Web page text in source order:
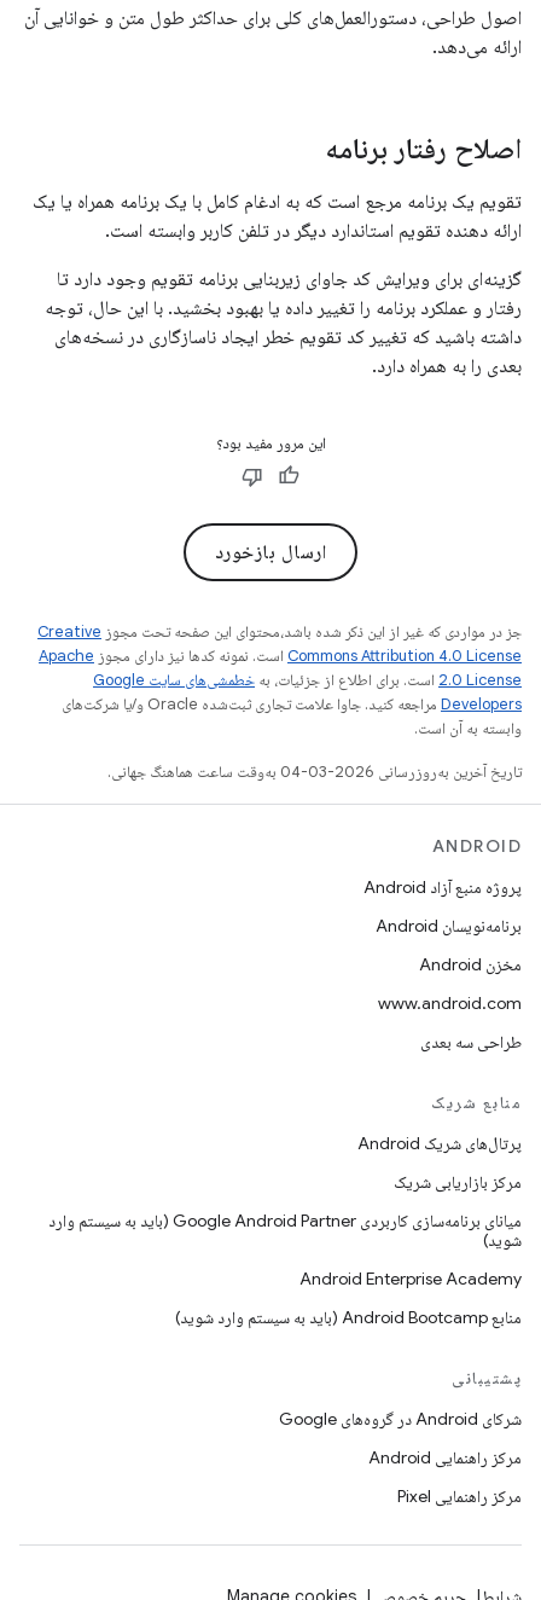
اصول طراحی، دستورالعمل‌های کلی برای حداکثر طول متن و خوانایی آن
ارائه می‌دهد.
اصلاح رفتار برنامه
تقویم یک برنامه مرجع است که به ادغام کامل با یک برنامه همراه یا یک
ارائه دهنده تقویم استاندارد دیگر در تلفن کاربر وابسته است.
گزینه‌ای برای ویرایش کد جاوای زیربنایی برنامه تقویم وجود دارد تا
رفتار و عملکرد برنامه را تغییر داده یا بهبود بخشید. با این حال، توجه
داشته باشید که تغییر کد تقویم خطر ایجاد ناسازگاری در نسخه‌های
بعدی را به همراه دارد.
این مرور مفید بود؟
ارسال بازخورد
جز در مواردی که غیر از این ذکر شده باشد،‌محتوای این صفحه تحت مجوز Creative
Commons Attribution 4.0 License است. نمونه کدها نیز دارای مجوز Apache
2.0 License است. برای اطلاع از جزئیات، به
خطمشی‌های سایت Google
Developers‏
مراجعه کنید. جاوا علامت تجاری ثبت‌شده Oracle و/یا شرکت‌های
وابسته به آن است.
تاریخ آخرین به‌روزرسانی 2026-03-04 به‌وقت ساعت هماهنگ جهانی.
ANDROID
پروژه منبع آزاد Android
برنامه‌نویسان Android
مخزن Android
www.android.com
طراحی سه بعدی
منابع شریک
پرتال‌های شریک Android
مرکز بازاریابی شریک
میانای برنامه‌سازی کاربردی Google Android Partner (باید به سیستم وارد
شوید)
Android Enterprise Academy
منابع Android Bootcamp (باید به سیستم وارد شوید)
پشتیبانی
شرکای Android در گروه‌های Google
مرکز راهنمایی Android
مرکز راهنمایی Pixel